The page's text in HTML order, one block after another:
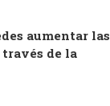
aumentar las
de la